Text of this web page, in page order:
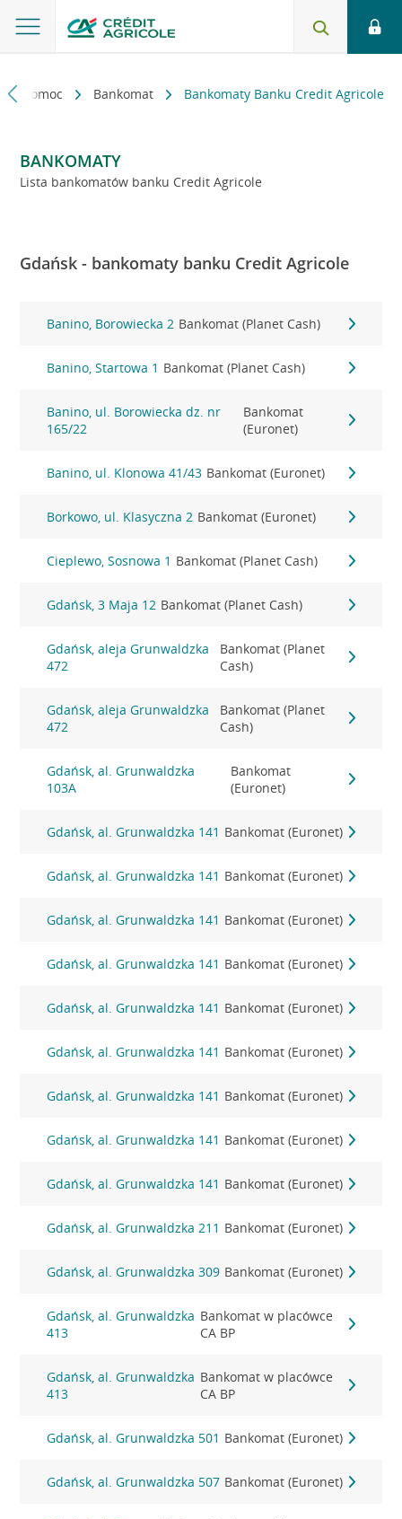
i pomoc Bankomat Bankomaty Banku Credit Agricole
BANKOMATY
Lista bankomatów banku Credit Agricole
Gdańsk - bankomaty banku Credit Agricole
Banino, Borowiecka 2 Bankomat (Planet Cash)
Banino, Startowa 1 Bankomat (Planet Cash)
Banino, ul. Borowiecka dz. nr
165/22
Bankomat
(Euronet)
Banino, ul. Klonowa 41/43 Bankomat (Euronet)
Borkowo, ul. Klasyczna 2 Bankomat (Euronet)
Cieplewo, Sosnowa 1 Bankomat (Planet Cash)
Gdańsk, 3 Maja 12 Bankomat (Planet Cash)
Gdańsk, aleja Grunwaldzka
472
Bankomat (Planet
Cash)
Gdańsk, aleja Grunwaldzka
472
Bankomat (Planet
Cash)
Gdańsk, al. Grunwaldzka
103A
Bankomat
(Euronet)
Gdańsk, al. Grunwaldzka 141 Bankomat (Euronet)
Gdańsk, al. Grunwaldzka 141 Bankomat (Euronet)
Gdańsk, al. Grunwaldzka 141 Bankomat (Euronet)
Gdańsk, al. Grunwaldzka 141 Bankomat (Euronet)
Gdańsk, al. Grunwaldzka 141 Bankomat (Euronet)
Gdańsk, al. Grunwaldzka 141 Bankomat (Euronet)
Gdańsk, al. Grunwaldzka 141 Bankomat (Euronet)
Gdańsk, al. Grunwaldzka 141 Bankomat (Euronet)
Gdańsk, al. Grunwaldzka 141 Bankomat (Euronet)
Gdańsk, al. Grunwaldzka 211 Bankomat (Euronet)
Gdańsk, al. Grunwaldzka 309 Bankomat (Euronet)
Gdańsk, al. Grunwaldzka
413
Bankomat w placówce
CA BP
Gdańsk, al. Grunwaldzka
413
Bankomat w placówce
CA BP
Gdańsk, al. Grunwaldzka 501 Bankomat (Euronet)
Gdańsk, al. Grunwaldzka 507 Bankomat (Euronet)